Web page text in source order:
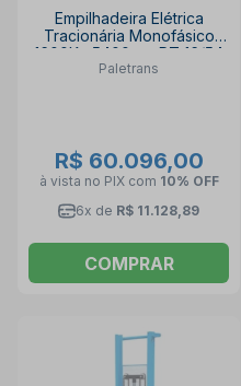
Empilhadeira Elétrica
Tracionária Monofásico
1600Kg 5400mm PT 16/54
PALETRANS
Paletrans
R$ 60.096,00
à vista no PIX com 10% OFF
6x de R$ 11.128,89
COMPRAR